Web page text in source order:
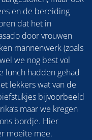
en de bereiding
dat het in
door vrouwen
mannenwerk (zoals
we nog best vol
lunch hadden gehad
lekkers wat van de
bijvoorbeeld
maar we kregen
bordje. Hier
moeite mee.